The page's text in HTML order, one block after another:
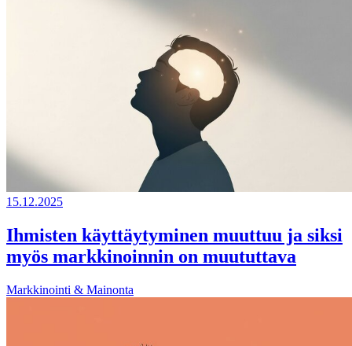
15.12.2025
Ihmisten käyttäytyminen muuttuu ja siksi
myös markkinoinnin on muututtava
Markkinointi & Mainonta